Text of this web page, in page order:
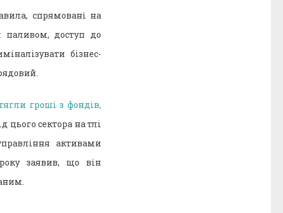
спрямовані на
паливом, доступ до
бізнес-
гроші з фондів,
сектора на тлі
активами
заявив, що він